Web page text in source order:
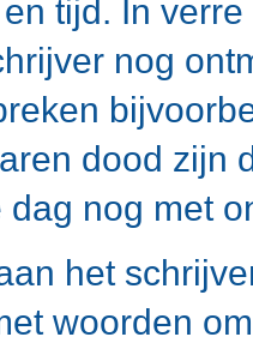
tijd. In
nog
dood zijn
nog met
het
woorden